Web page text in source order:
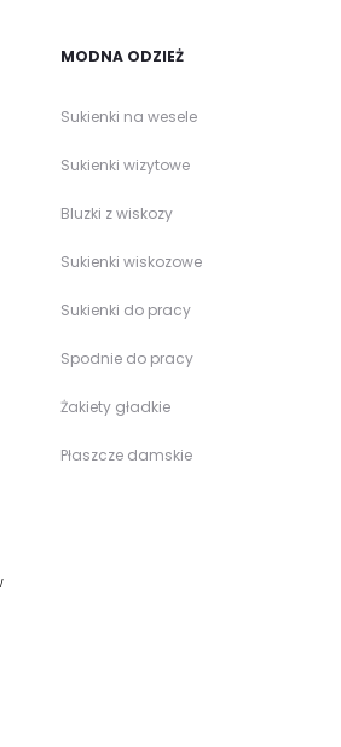
MODNA ODZIEŻ
Sukienki na wesele
Sukienki wizytowe
Bluzki z wiskozy
Sukienki wiskozowe
Sukienki do pracy
Spodnie do pracy
Żakiety gładkie
Płaszcze damskie